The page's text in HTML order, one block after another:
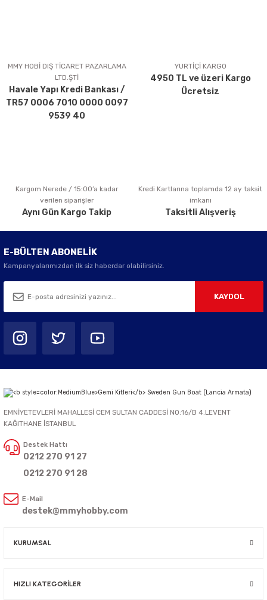
Ürün açıklamasında eksik bilgiler bulunuyor.
Ürün bilgilerinde hatalar bulunuyor.
Ürün fiyatı diğer sitelerden daha pahalı.
Bu ürüne benzer farklı alternatifler olmalı.
Gönder
MMY HOBİ DIŞ TİCARET PAZARLAMA
LTD.ŞTİ
Havale Yapı Kredi Bankası /
TR57 0006 7010 0000 0097
9539 40
YURTİÇİ KARGO
4950 TL ve üzeri Kargo
Ücretsiz
Kargom Nerede / 15:00’a kadar
verilen siparişler
Aynı Gün Kargo Takip
Kredi Kartlarına toplamda 12 ay taksit
imkanı
Taksitli Alışveriş
E-BÜLTEN ABONELİK
Kampanyalarımızdan ilk siz haberdar olabilirsiniz.
KAYDOL
EMNİYETEVLERİ MAHALLESİ CEM SULTAN CADDESİ NO:16/B 4.LEVENT
KAĞITHANE İSTANBUL
Destek Hattı
0212 270 91 27
0212 270 91 28
E-Mail
destek@mmyhobby.com
KURUMSAL
HIZLI KATEGORİLER